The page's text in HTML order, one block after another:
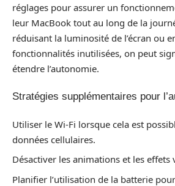
réglages pour assurer un
leur MacBook tout au long de la
réduisant la luminosité de l’écran ou
fonctionnalités inutilisées, on peut
étendre l’autonomie.
Stratégies supplémentaires pour
Utiliser le Wi-Fi lorsque cela est
données cellulaires.
Désactiver les animations et les effets
Planifier l’utilisation de la batterie